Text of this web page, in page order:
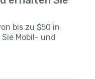
bis zu $50 in
Mobil- und